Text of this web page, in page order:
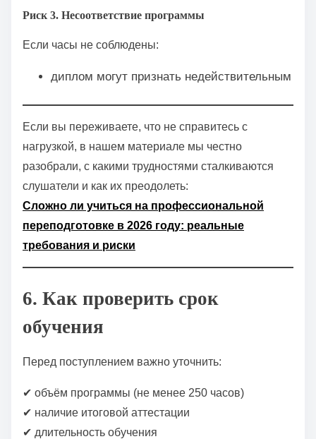
Риск 3. Несоответствие программы
Если часы не соблюдены:
диплом могут признать недействительным
Если вы переживаете, что не справитесь с
нагрузкой, в нашем материале мы честно
разобрали, с какими трудностями сталкиваются
слушатели и как их преодолеть:
Сложно ли учиться на профессиональной
переподготовке в 2026 году: реальные
требования и риски
6. Как проверить срок
обучения
Перед поступлением важно уточнить:
✔ объём программы (не менее 250 часов)
✔ наличие итоговой аттестации
✔ длительность обучения